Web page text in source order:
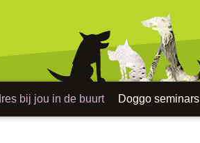
bij jou in de buurt Doggo seminars